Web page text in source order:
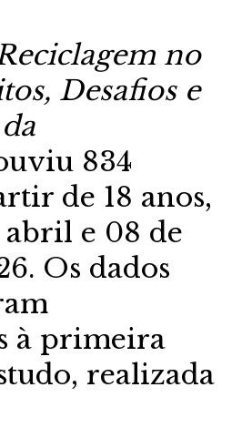
no
Desafios e
834
de 18 anos,
e 08 de
Os dados
à primeira
realizada